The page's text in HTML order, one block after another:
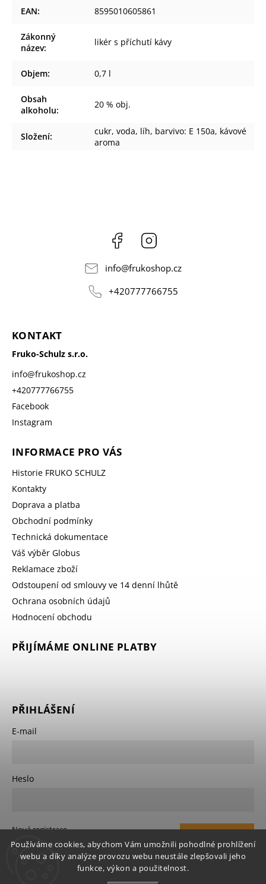
Používáme cookies, abychom Vám umožnili pohodlné prohlížení
webu a díky analýze provozu webu neustále zlepšovali jeho
funkce, výkon a použitelnost.
EAN: 8595010605861
Zákonný
název:
likér s příchutí kávy
Objem: 0,7 l
Obsah
alkoholu:
20 % obj.
Složení:
cukr, voda, líh, barvivo: E 150a, kávové
aroma
Facebook
info@frukoshop.cz
+420777766755
KONTAKT
Fruko-Schulz s.r.o.
info@frukoshop.cz
+420777766755
Facebook
Instagram
INFORMACE PRO VÁS
Historie FRUKO SCHULZ
Kontakty
Doprava a platba
Obchodní podmínky
Technická dokumentace
Váš výběr Globus
Reklamace zboží
Odstoupení od smlouvy ve 14 denní lhůtě
Ochrana osobních údajů
Hodnocení obchodu
PŘIJÍMÁME ONLINE PLATBY
PŘIHLÁŠENÍ
E-mail
Heslo
se
Nová registrace
Zapomenuté heslo